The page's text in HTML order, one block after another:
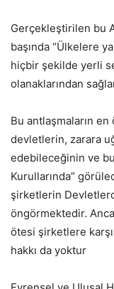
Gerçekleştirilen bu
başında “Ülkelere
hiçbir şekilde yerli
olanaklarından
Bu antlaşmaların
devletlerin, zarara
edebileceğinin ve
Kurullarında”
şirketlerin
öngörmektedir.
ötesi şirketlere
hakkı da yoktur